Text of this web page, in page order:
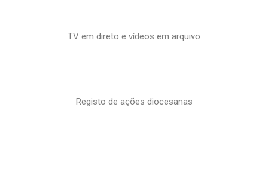
TV em direto e vídeos em arquivo
Registo de ações diocesanas